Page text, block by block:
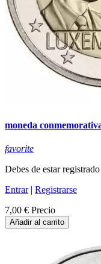
moneda
favorite
Debes de estar registrado
Entrar| Registrarse
7,00 € Precio
Añadir al carrito